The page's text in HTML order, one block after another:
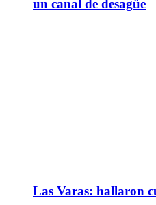
un canal de desagüe
Las Varas: hallaron